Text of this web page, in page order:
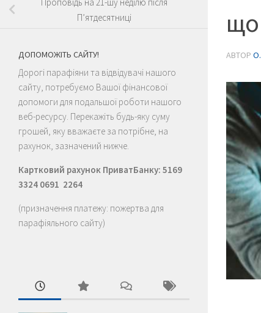
що
АВТОР
Проповідь на 21-шу неділю після
П’ятдесятниці
ДОПОМОЖІТЬ САЙТУ!
Дорогі парафіяни та відвідувачі нашого
сайту, потребуємо Вашої фінансової
допомоги для подальшої роботи нашого
веб-ресурсу. Перекажіть будь-яку суму
грошей, яку вважаєте за потрібне, на
рахунок, зазначений нижче.
Картковий рахунок ПриватБанку: 5169
3324 0691 2264
(призначення платежу: пожертва для
парафіяльного сайту)